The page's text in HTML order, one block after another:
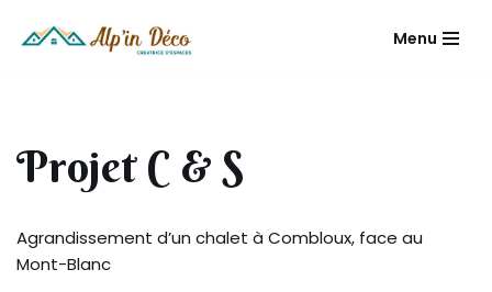
Menu
Projet C & S
Agrandissement d’un chalet à Combloux, face au
Mont-Blanc